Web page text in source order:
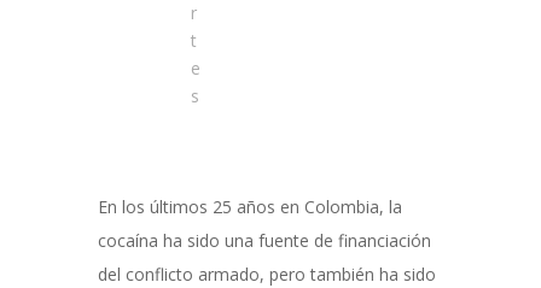
r
t
e
s
En los últimos 25 años en Colombia, la
cocaína ha sido una fuente de financiación
del conflicto armado, pero también ha sido